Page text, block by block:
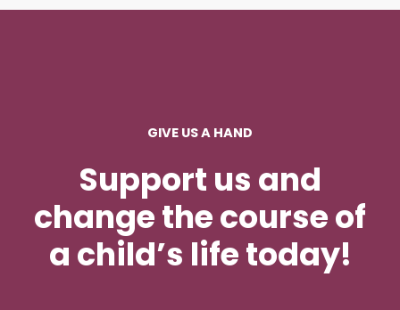
GIVE US A HAND
Support us and
change the course of
a child’s life today!